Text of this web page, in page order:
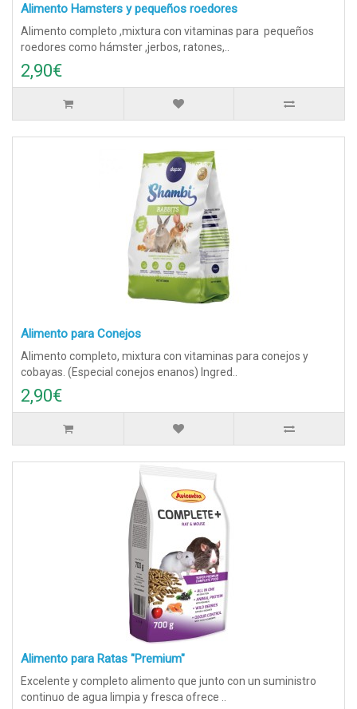
Alimento Hamsters y pequeños roedores
Alimento completo ,mixtura con vitaminas para pequeños
roedores como hámster ,jerbos, ratones,..
2,90€
Alimento para Conejos
Alimento completo, mixtura con vitaminas para conejos y
cobayas. (Especial conejos enanos) Ingred..
2,90€
Alimento para Ratas "Premium"
Excelente y completo alimento que junto con un suministro
continuo de agua limpia y fresca ofrece ..